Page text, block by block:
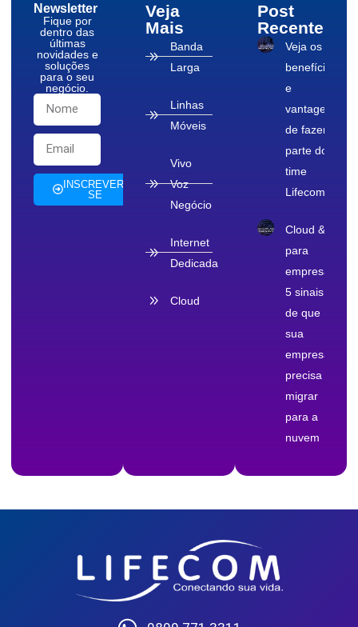
Newsletter
Fique por
dentro das
últimas
novidades e
soluções
para o seu
negócio.
INSCREVER-
SE
Veja
Mais
Banda
Larga
Linhas
Móveis
Vivo
Voz
Negócio
Internet
Dedicada
Cloud
Post
Recente
Veja os
benefícios
e
vantagens
de fazer
parte do
time
Lifecom
Cloud & TI
para
empresas:
5 sinais
de que
sua
empresa
precisa
migrar
para a
nuvem